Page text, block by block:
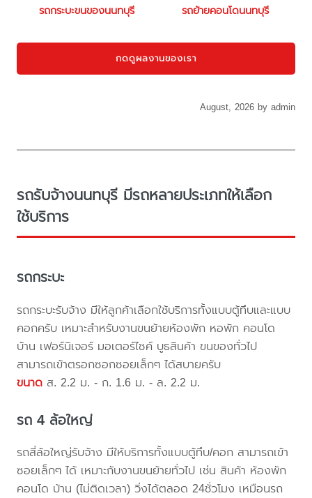
รถกระบะขนของนนทบุรี รถย้ายคอนโดนนทบุรี
กดดูผลงานของเรา
August, 2026 by admin
รถรับจ้างนนทบุรี มีรถหลายประเภทให้เลือก
ใช้บริการ
รถกระบะ
รถกระบะรับจ้าง มีให้ลูกค้าเลือกใช้บริการทั้งแบบตู้ทึบและแบบ
คอกครับ เหมาะสำหรับงานขนย้ายห้องพัก หอพัก คอนโด
บ้าน เฟอร์นิเจอร์ มอเตอร์ไซค์ บูธสินค้า ขนของทั่วไป
สามารถเข้าตรอกซอกซอยเล็กๆ ได้สบายครับ
ขนาด ส. 2.2 ม. - ก. 1.6 ม. - ล. 2.2 ม.
รถ 4 ล้อใหญ่
รถสี่ล้อใหญ่รับจ้าง มีให้บริการทั้งแบบตู้ทึบ/คอก สามารถเข้า
ซอยเล็กๆ ได้ เหมาะกับงานขนย้ายทั่วไป เช่น สินค้า ห้องพัก
คอนโด บ้าน (ไม่ติดเวลา) วิ่งได้ตลอด 24ชั่วโมง เหมือนรถ